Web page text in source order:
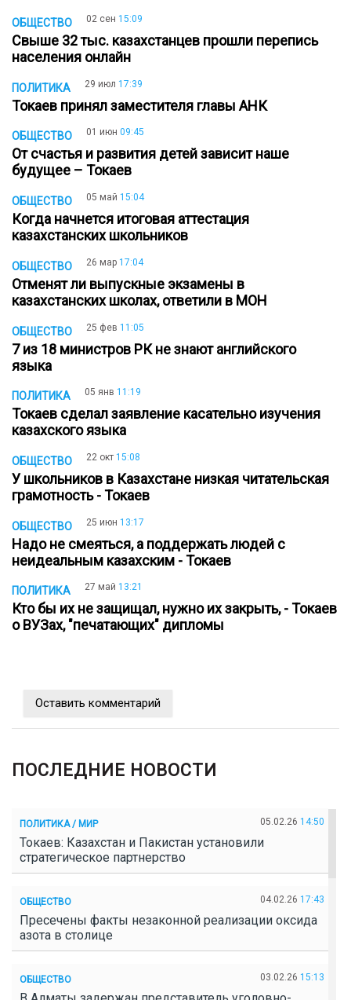
ОБЩЕСТВО 02 сен 15:09
Свыше 32 тыс. казахстанцев прошли перепись
населения онлайн
ПОЛИТИКА 29 июл 17:39
Токаев принял заместителя главы АНК
ОБЩЕСТВО 01 июн 09:45
От счастья и развития детей зависит наше
будущее – Токаев
ОБЩЕСТВО 05 май 15:04
Когда начнется итоговая аттестация
казахстанских школьников
ОБЩЕСТВО 26 мар 17:04
Отменят ли выпускные экзамены в
казахстанских школах, ответили в МОН
ОБЩЕСТВО 25 фев 11:05
7 из 18 министров РК не знают английского
языка
ПОЛИТИКА 05 янв 11:19
Токаев сделал заявление касательно изучения
казахского языка
ОБЩЕСТВО 22 окт 15:08
У школьников в Казахстане низкая читательская
грамотность - Токаев
ОБЩЕСТВО 25 июн 13:17
Надо не смеяться, а поддержать людей с
неидеальным казахским - Токаев
ПОЛИТИКА 27 май 13:21
Кто бы их не защищал, нужно их закрыть, - Токаев
о ВУЗах, "печатающих" дипломы
Оставить комментарий
ПОСЛЕДНИЕ НОВОСТИ
ПОЛИТИКА / МИР 05.02.26 14:50
Токаев: Казахстан и Пакистан установили
стратегическое партнерство
ОБЩЕСТВО 04.02.26 17:43
Пресечены факты незаконной реализации оксида
азота в столице
ОБЩЕСТВО 03.02.26 15:13